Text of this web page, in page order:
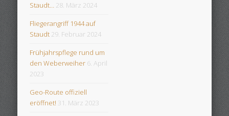
Staudt… 28. März 2024
Fliegerangriff 1944 auf
Staudt 29. Februar 2024
Frühjahrspflege rund um
den Weberweiher 6. April
2023
Geo-Route offiziell
eröffnet! 31. März 2023